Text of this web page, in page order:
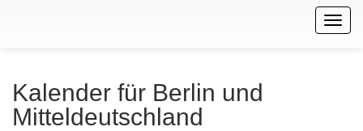
Kalender für Berlin und
Mitteldeutschland